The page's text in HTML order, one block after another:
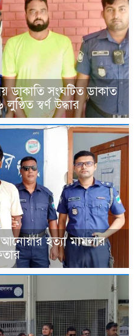
ডাকাতি সংঘটিত ডাকাত
স্বর্ণ উদ্ধার
আনোয়ার হত্যা মামলার